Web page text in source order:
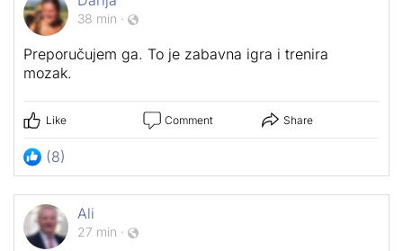
38 min ·
Preporučujem ga. To je zabavna igra i trenira
mozak.
Like Comment Share
(8)
Ali
27 min ·